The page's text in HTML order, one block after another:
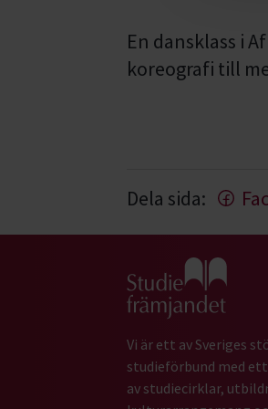
En dansklass i
koreografi till
Dela sida:
Gå till
Vi är ett av Sveriges
studieförbund med
av studiecirklar,